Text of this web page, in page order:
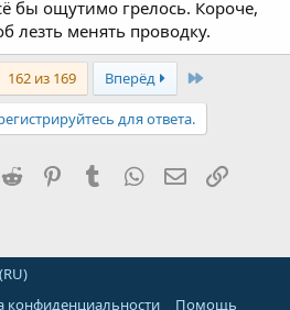
бы ощутимо грелось. Короче,
лезть менять проводку.
162 из 169 Вперёд Last
для ответа.
Reddit PinterestTumblr WhatsApp Ссылка
конфиденциальности Помощь